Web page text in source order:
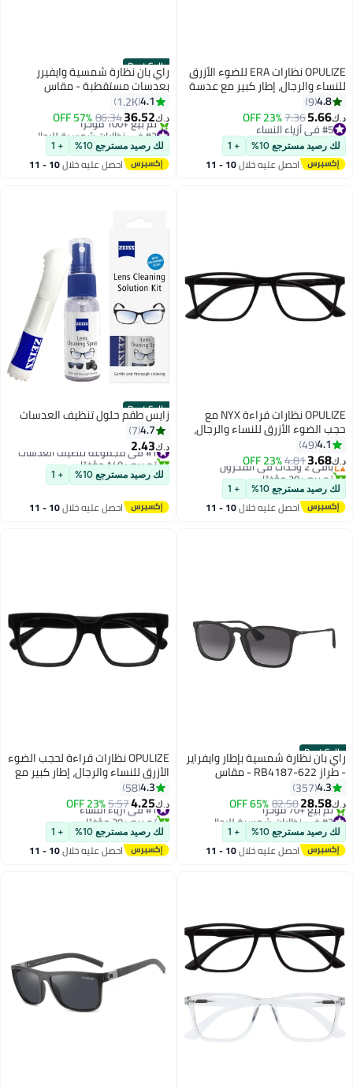
OPULIZE نظارات ERA للضوء الأزرق
للنساء والرجال، إطار كبير مع عدسة
شفافة وحماية UV400، مضادة
للانعكاس ومضادة للتوهج، نظارات
الكمبيوتر والشاشة، سوداء (عبوة
من 1)
4.8
9
د.ك‏5.66
7.36
23% OFF
#5 في أزياء النساء
#5 في أزياء النساء
لك رصيد مسترجع 10% + 1
احصل عليه خلال 10 - 11
Best Seller
راي بان نظارة شمسية وايفيرر
بعدسات مستقطبة - مقاس
العدسات: 52 مم للجنسين
4.1
1.2K
د.ك‏36.52
86.34
57% OFF
#2 في نظارات شمسية للرجال
بتخلّص بسرعة
تم بيع +100 مؤخرًا
#2 في نظارات شمسية للرجال
لك رصيد مسترجع 10% + 1
احصل عليه خلال 10 - 11
OPULIZE نظارات قراءة NYX مع
حجب الضوء الأزرق للنساء والرجال،
إطار مستطيل مع حماية من الأشعة
فوق البنفسجية وإجهاد العين،
نظارات كمبيوتر للألعاب مضادة
للتوهج، سوداء +1.5 (عبوة من 1)
4.1
49
د.ك‏3.68
4.81
23% OFF باقي 2 وحدات في المخزون
تم بيع +30 مؤخرًا
باقي 2 وحدات في المخزون
لك رصيد مسترجع 10% + 1
احصل عليه خلال 10 - 11
Best Seller
زايس طقم حلول تنظيف العدسات
4.7
7
د.ك‏2.43
#1 في مجموعة تنظيف العدسات
تم بيع +140 مؤخرًا
#1 في مجموعة تنظيف العدسات
لك رصيد مسترجع 10% + 1
احصل عليه خلال 10 - 11
Best Seller
راي بان نظارة شمسية بإطار وايفراير
- طراز RB4187-622 - مقاس
العدسة: 54 مم - لون أسود رجال
4.3
357
د.ك‏28.58
82.50
65% OFF
#3 في نظارات شمسية للرجال
بتخلّص بسرعة
تم بيع +70 مؤخرًا
#3 في نظارات شمسية للرجال
لك رصيد مسترجع 10% + 1
احصل عليه خلال 10 - 11
OPULIZE نظارات قراءة لحجب الضوء
الأزرق للنساء والرجال، إطار كبير مع
حماية UV400 وخصائص مضادة
للانعكاس، نظارات كمبيوتر مضادة
للتوهج، سوداء +0.00 (عبوة من 1)
4.3
58
د.ك‏4.25
5.57
23% OFF #1 في أزياء النساء
تم بيع +30 مؤخرًا
#1 في أزياء النساء
لك رصيد مسترجع 10% + 1
احصل عليه خلال 10 - 11